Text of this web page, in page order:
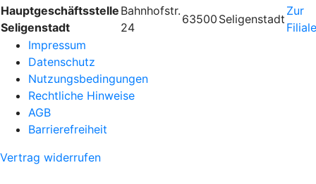
Hauptgeschäftsstelle
Seligenstadt
Bahnhofstr.
24
63500 Seligenstadt
Zur
Filiale
Impressum
Datenschutz
Nutzungsbedingungen
Rechtliche Hinweise
AGB
Barrierefreiheit
Vertrag widerrufen